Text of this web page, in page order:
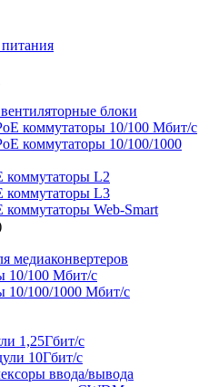
блоки
коммутаторы 10/100 Мбит/с
коммутаторы 10/100/1000
коммутаторы L2
коммутаторы L3
коммутаторы Web-Smart
медиаконвертеров
10/100 Мбит/с
10/100/1000 Мбит/c
1,25Гбит/с
10Гбит/с
ввода/вывода